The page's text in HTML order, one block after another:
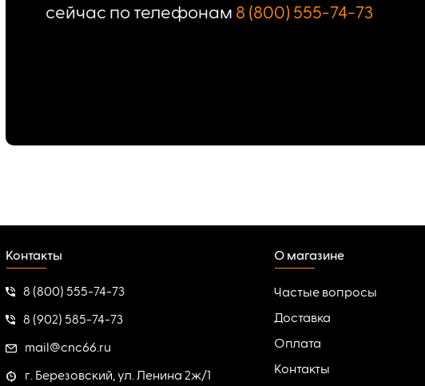
сейчас по телефонам 8 (800) 555-74-73
Контакты
8 (800) 555-74-73
8 (902) 585-74-73
mail@cnc66.ru
г. Березовский, ул. Ленина 2ж/1
О магазине
Частые вопросы
Доставка
Оплата
Контакты